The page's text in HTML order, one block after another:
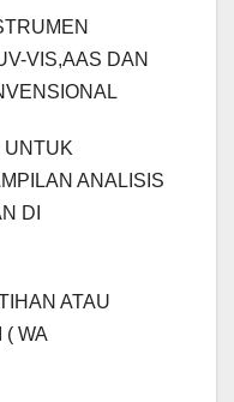
VIS,AAS DAN
UNTUK
ANALISIS
DI
ATAU
( WA